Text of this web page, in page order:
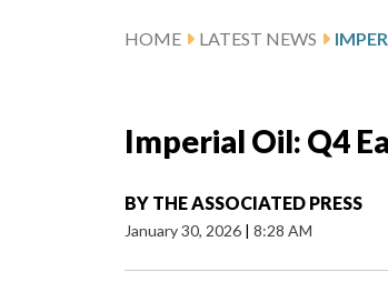
HOME LATEST NEWS
Imperial Oil: Q4
BY THE ASSOCIATED PRESS
January 30, 2026 | 8:28 AM